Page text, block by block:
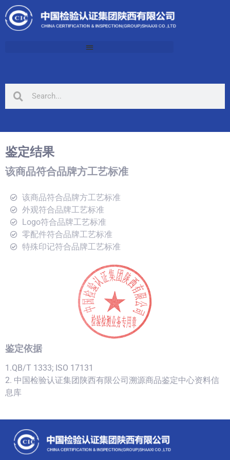
鉴定结果
该商品符合品牌方工艺标准
该商品符合品牌方工艺标准
外观符合品牌工艺标准
Logo符合品牌工艺标准
零配件符合品牌工艺标准
特殊印记符合品牌工艺标准
鉴定依据
1.QB/T 1333; ISO 17131
2. 中国检验认证集团陕西有限公司溯源商品鉴定中心资料信
息库